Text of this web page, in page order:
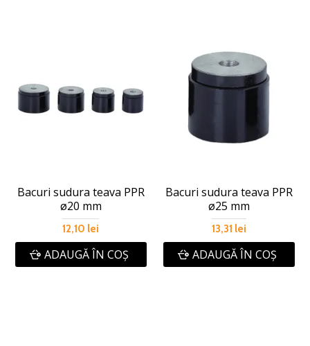
Bacuri sudura teava PPR
ø20 mm
12,10 lei
ADAUGĂ ÎN COŞ
Bacuri sudura teava PPR
ø25 mm
13,31 lei
ADAUGĂ ÎN COŞ